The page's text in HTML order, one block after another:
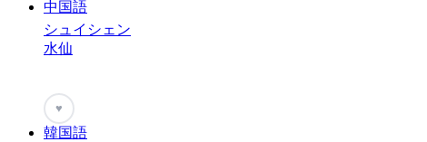
中国語
シュイシェン
水仙
♥
韓国語